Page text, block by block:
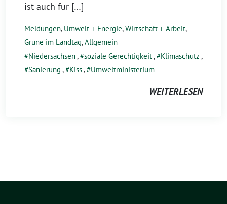
ist auch für […]
Meldungen, Umwelt + Energie,Wirtschaft + Arbeit,
Grüne im Landtag,Allgemein
Niedersachsen, soziale Gerechtigkeit, Klimaschutz ,
Sanierung , Kiss, Umweltministerium
WEITERLESEN